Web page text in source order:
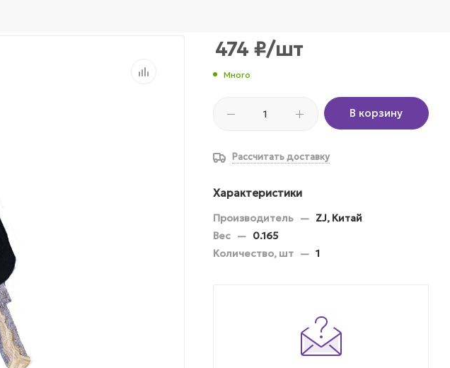
474 ₽/шт
Много
В корзину
Рассчитать доставку
Характеристики
Производитель — ZJ, Китай
Вес — 0.165
Количество, шт — 1